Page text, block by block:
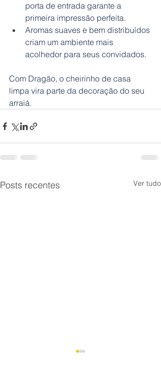
porta de entrada garante a
primeira impressão perfeita.
Aromas suaves e bem distribuídos
criam um ambiente mais
acolhedor para seus convidados.
Com Dragão, o cheirinho de casa
limpa vira parte da decoração do seu
arraiá.
Posts recentes Ver tudo